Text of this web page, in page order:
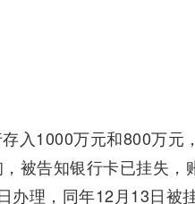
入1000万元和800万元
被告知银行卡已挂失，
理，同年12月13日被